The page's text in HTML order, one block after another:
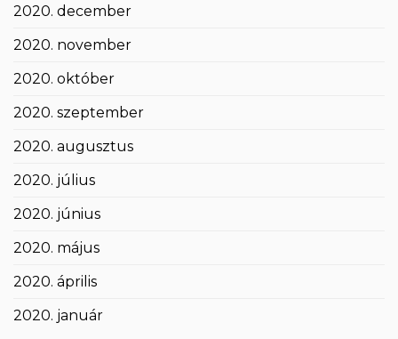
2020. december
2020. november
2020. október
2020. szeptember
2020. augusztus
2020. július
2020. június
2020. május
2020. április
2020. január